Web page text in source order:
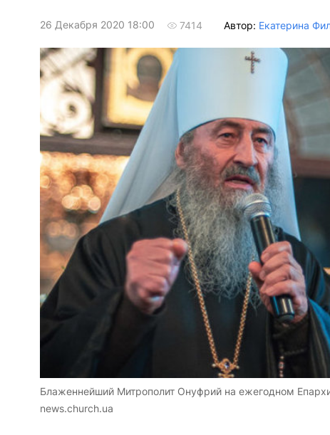
26 Декабря 2020 18:00 7414 Автор: Екатерина
Блаженнейший Митрополит Онуфрий на ежегодном
news.church.ua